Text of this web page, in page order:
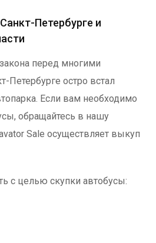
Петербурге и
перед многими
Петербурге остро встал
Если вам необходимо
обращайтесь в нашу
Sale осуществляет выкуп
с целью скупки автобусы: